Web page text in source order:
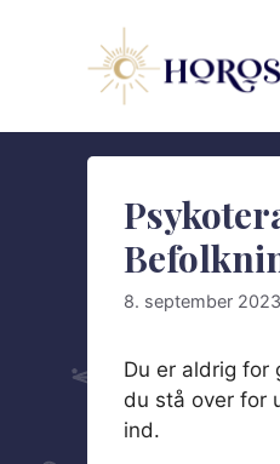
8. september 2023
Du er aldrig
du stå over for
ind.